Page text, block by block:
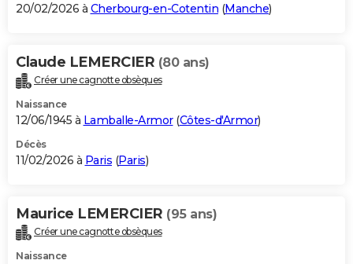
20/02/2026 à Cherbourg-en-Cotentin (Manche)
Claude LEMERCIER (80 ans)
Créer une cagnotte obsèques
Naissance
12/06/1945 à Lamballe-Armor(Côtes-d'Armor)
Décès
11/02/2026 à Paris (Paris)
Maurice LEMERCIER (95 ans)
Créer une cagnotte obsèques
Naissance